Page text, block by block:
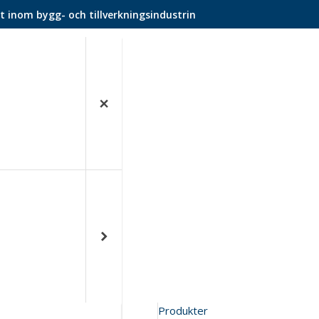
inom bygg- och tillverkningsindustrin
Produkter